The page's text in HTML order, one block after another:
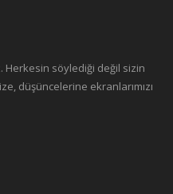
Herkesin söylediği değil sizin
düşüncelerine ekranlarımızı